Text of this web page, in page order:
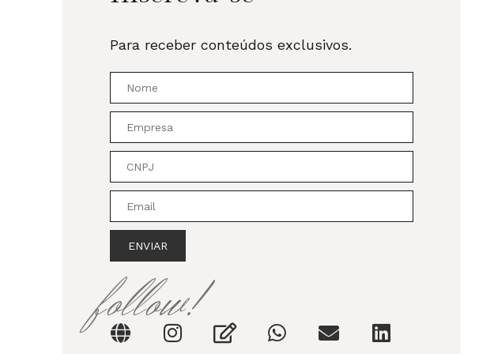
Para receber conteúdos exclusivos.
ENVIAR
follow!